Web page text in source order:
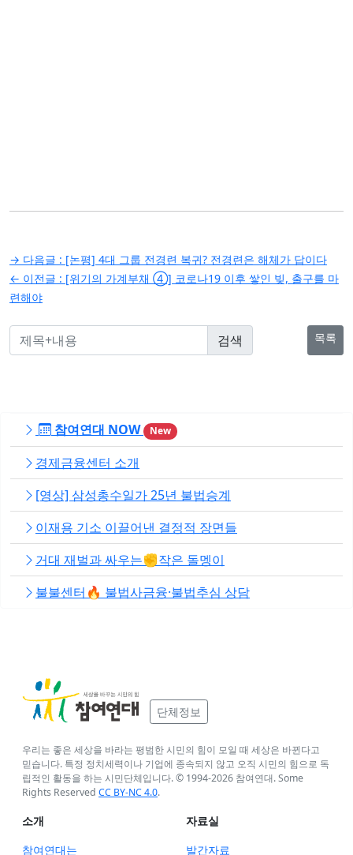
글
탐
색
→ 다음글 : [논평] 4대 그룹 전경련 복귀? 전경련은 해체가 답이다
← 이전글 : [위기의 가계부채 ④] 코로나19 이후 쌓인 빚, 출구를 마
련해야
목록
참여연대 NOW New
경제금융센터 소개
[영상] 삼성총수일가 25년 불법승계
이재용 기소 이끌어낸 결정적 장면들
거대 재벌과 싸우는✊작은 돌멩이
불불센터🔥 불법사금융·불법추심 상담
단체정보
우리는 좋은 세상을 바라는 평범한 시민의 힘이 모일 때 세상은 바뀐다고
믿습니다. 특정 정치세력이나 기업에 종속되지 않고 오직 시민의 힘으로 독
립적인 활동을 하는 시민단체입니다. © 1994-2026 참여연대. Some
Rights Reserved CC BY-NC 4.0.
소개
참여연대는
자료실
발간자료